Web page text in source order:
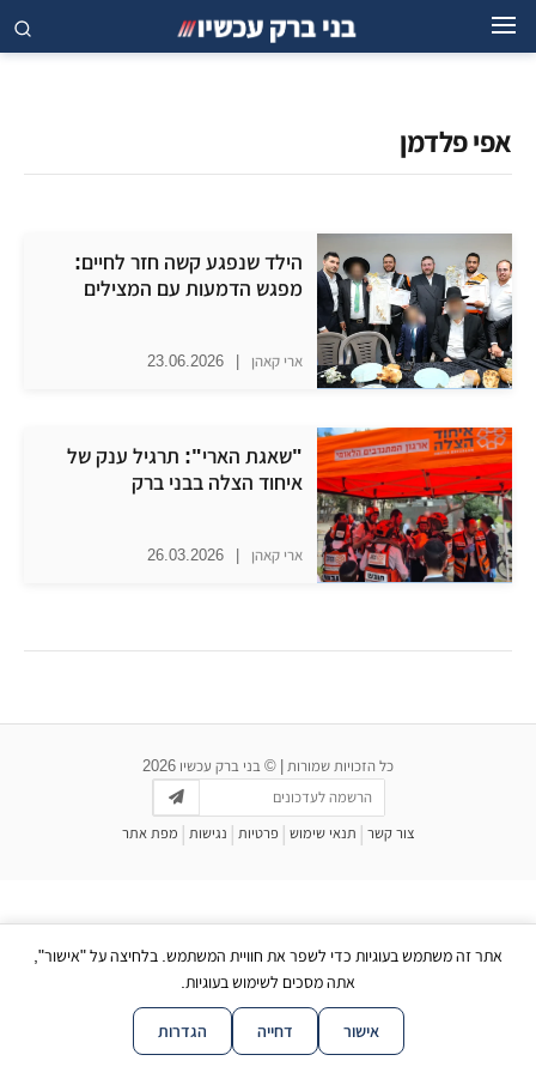
אפי פלדמן
הילד שנפגע קשה חזר לחיים:
מפגש הדמעות עם המצילים
ארי קאהן |
23.06.2026
"שאגת הארי": תרגיל ענק של
איחוד הצלה בבני ברק
ארי קאהן |
26.03.2026
אתר זה משתמש בעוגיות כדי לשפר את חוויית המשתמש. בלחיצה על "אישור",
אתה מסכים לשימוש בעוגיות.
אישור דחייה הגדרות
כל הזכויות שמורות | © בני ברק עכשיו 2026
צור קשר | תנאי שימוש | פרטיות | נגישות | מפת אתר